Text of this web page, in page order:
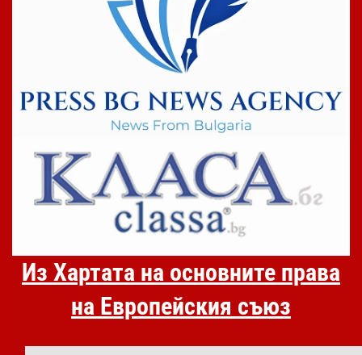
Из Хартата на основните права
на Европейския съюз